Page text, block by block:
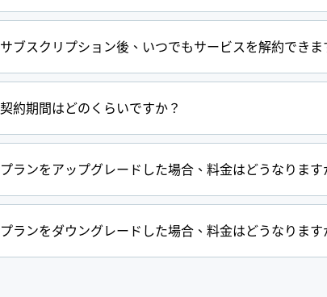
サブスクリプション後、いつでもサービスを解約できま
契約期間はどのくらいですか？
プランをアップグレードした場合、料金はどうなります
プランをダウングレードした場合、料金はどうなります